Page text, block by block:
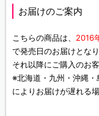
お届けのご案内
こちらの商品は、 2016
で発売日のお届けとなり
それ以降にご購入のお
※北海道・九州・沖縄
によりお届けが遅れる